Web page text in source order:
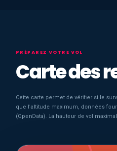
PRÉPAREZ VOTRE VOL
Carte des
Cette carte permet de vérifier si le
que l'altitude maximum, données
(OpenData). La hauteur de vol